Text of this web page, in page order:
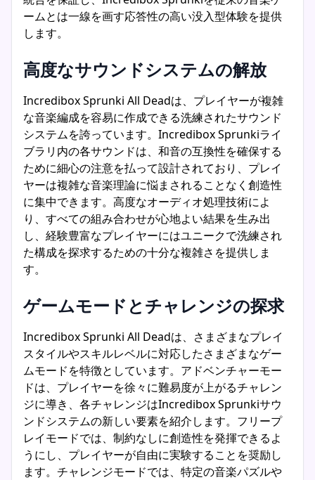
ームとは一線を画す応答性の高い没入型体験を提供
します。
高度なサウンドシステムの解放
Incredibox Sprunki All Deadは、プレイヤーが複雑
な音楽編成を容易に作成できる洗練されたサウンド
システムを誇っています。Incredibox Sprunkiライ
ブラリ内の各サウンドは、和音の互換性を確保する
ために細心の注意を払って設計されており、プレイ
ヤーは複雑な音楽理論に悩まされることなく創造性
に集中できます。高度なオーディオ処理技術によ
り、すべての組み合わせが心地よい結果を生み出
し、経験豊富なプレイヤーにはユニークで洗練され
た構成を探求するための十分な複雑さを提供しま
す。
ゲームモードとチャレンジの探求
Incredibox Sprunki All Deadは、さまざまなプレイ
スタイルやスキルレベルに対応したさまざまなゲー
ムモードを特徴としています。アドベンチャーモー
ドは、プレイヤーを徐々に難易度が上がるチャレン
ジに導き、各チャレンジはIncredibox Sprunkiサウ
ンドシステムの新しい要素を紹介します。フリープ
レイモードでは、制約なしに創造性を発揮できるよ
うにし、プレイヤーが自由に実験することを奨励し
ます。チャレンジモードでは、特定の音楽パズルや